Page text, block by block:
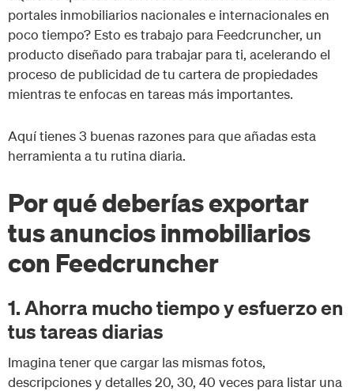
portales inmobiliarios nacionales e internacionales en
poco tiempo? Esto es trabajo para Feedcruncher, un
producto diseñado para trabajar para ti, acelerando el
proceso de publicidad de tu cartera de propiedades
mientras te enfocas en tareas más importantes.
Aquí tienes 3 buenas razones para que añadas esta
herramienta a tu rutina diaria.
Por qué deberías exportar
tus anuncios inmobiliarios
con Feedcruncher
1. Ahorra mucho tiempo y esfuerzo en
tus tareas diarias
Imagina tener que cargar las mismas fotos,
descripciones y detalles 20, 30, 40 veces para listar una